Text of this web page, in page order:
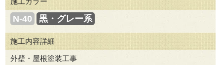
N-40 黒・グレー系
施工内容詳細
外壁・屋根塗装工事